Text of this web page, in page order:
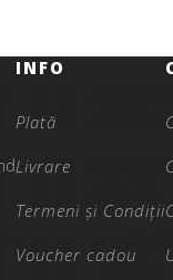
INFO
Plată
Livrare
Termeni și Condiții
Voucher cadou